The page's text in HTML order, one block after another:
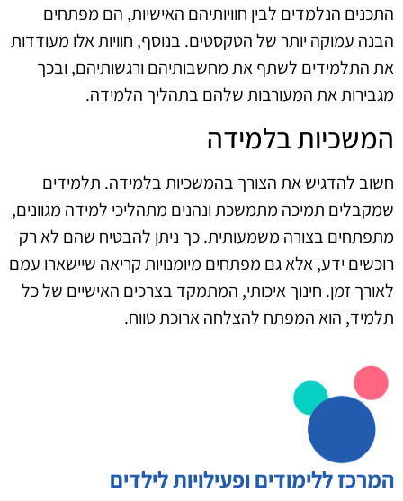
התכנים הנלמדים לבין חוויותיהם האישיות, הם מפתחים
הבנה עמוקה יותר של הטקסטים. בנוסף, חוויות אלו מעודדות
את התלמידים לשתף את מחשבותיהם ורגשותיהם, ובכך
מגבירות את המעורבות שלהם בתהליך הלמידה.
המשכיות בלמידה
חשוב להדגיש את הצורך בהמשכיות בלמידה. תלמידים
שמקבלים תמיכה מתמשכת ונהנים מתהליכי למידה מגוונים,
מתפתחים בצורה משמעותית. כך ניתן להבטיח שהם לא רק
רוכשים ידע, אלא גם מפתחים מיומנויות קריאה שיישארו עמם
לאורך זמן. חינוך איכותי, המתמקד בצרכים האישיים של כל
תלמיד, הוא המפתח להצלחה ארוכת טווח.
המרכז ללימודים ופעילויות לילדים